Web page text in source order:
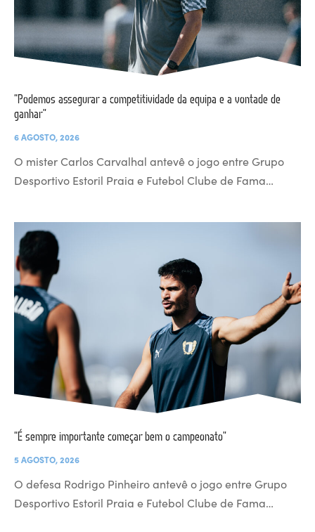
“Podemos assegurar a competitividade da equipa e a vontade de
ganhar”
6 AGOSTO, 2026
O mister Carlos Carvalhal antevê o jogo entre Grupo
Desportivo Estoril Praia e Futebol Clube de Fama…
“É sempre importante começar bem o campeonato”
5 AGOSTO, 2026
O defesa Rodrigo Pinheiro antevê o jogo entre Grupo
Desportivo Estoril Praia e Futebol Clube de Fama…